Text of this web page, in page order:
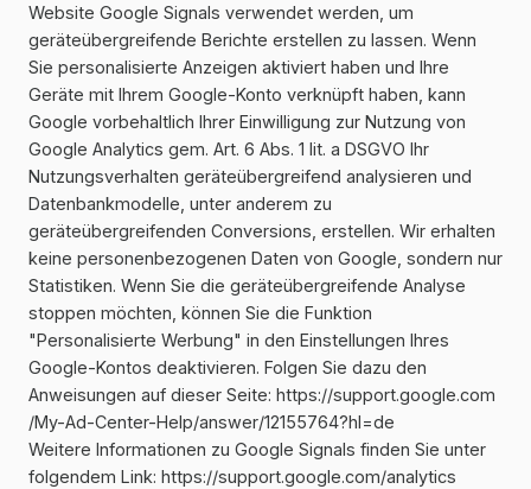
Website Google Signals verwendet werden, um
geräteübergreifende Berichte erstellen zu lassen. Wenn
Sie personalisierte Anzeigen aktiviert haben und Ihre
Geräte mit Ihrem Google-Konto verknüpft haben, kann
Google vorbehaltlich Ihrer Einwilligung zur Nutzung von
Google Analytics gem. Art. 6 Abs. 1 lit. a DSGVO Ihr
Nutzungsverhalten geräteübergreifend analysieren und
Datenbankmodelle, unter anderem zu
geräteübergreifenden Conversions, erstellen. Wir erhalten
keine personenbezogenen Daten von Google, sondern nur
Statistiken. Wenn Sie die geräteübergreifende Analyse
stoppen möchten, können Sie die Funktion
"Personalisierte Werbung" in den Einstellungen Ihres
Google-Kontos deaktivieren. Folgen Sie dazu den
Anweisungen auf dieser Seite: https://support.google.com
/My-Ad-Center-Help/answer/12155764?hl=de
Weitere Informationen zu Google Signals finden Sie unter
folgendem Link: https://support.google.com/analytics